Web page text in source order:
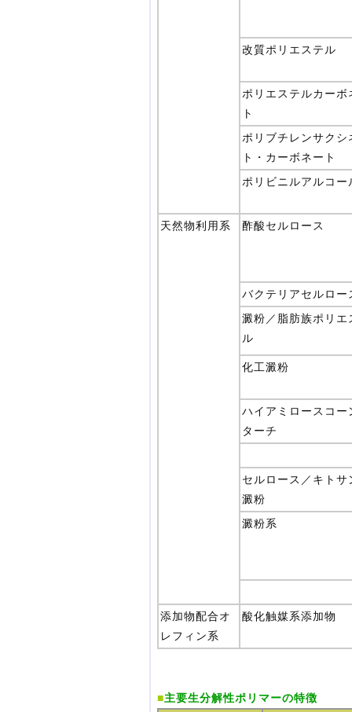
改質ポリエステル
ポリエステルカーボ
ト
ポリブチレンサクシ
ト・カーボネート
ポリビニルアルコー
天然物利用系 酢酸セルロース
バクテリアセルロー
澱粉／脂肪族ポリエ
ル
化工澱粉
ハイアミロースコー
ターチ
セルロース／キトサ
澱粉
澱粉系
添加物配合オ
レフィン系
酸化触媒系添加物
■主要生分解性ポリマーの特徴